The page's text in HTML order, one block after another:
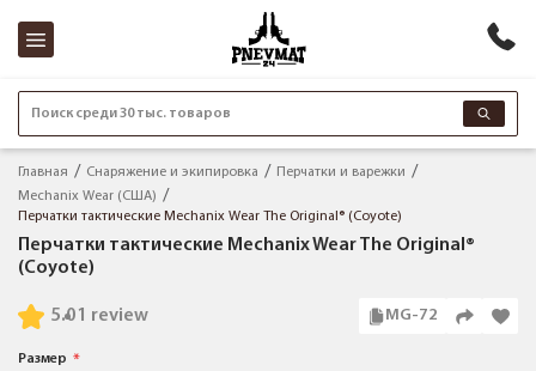
Поиск среди 30 тыс. товаров
Главная Снаряжение и экипировка
Перчатки и варежки
Mechanix Wear (США)
Перчатки тактические Mechanix Wear The Original® (Coyote)
Перчатки тактические Mechanix Wear The Original®
(Coyote)
1 review
5.0 MG-72
Размер